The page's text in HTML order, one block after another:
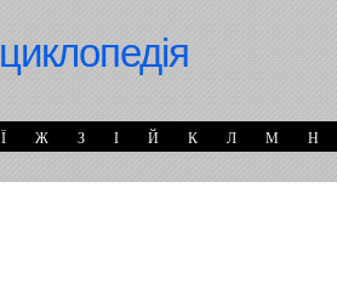
Ї Ж З І Й К Л М Н